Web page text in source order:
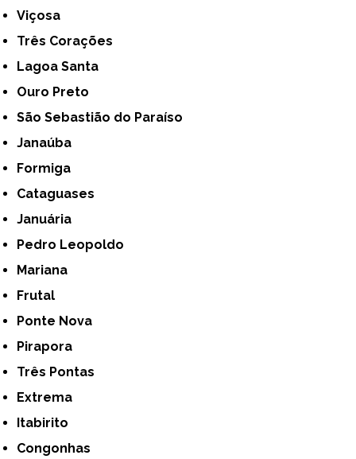
Viçosa
Três Corações
Lagoa Santa
Ouro Preto
São Sebastião do Paraíso
Janaúba
Formiga
Cataguases
Januária
Pedro Leopoldo
Mariana
Frutal
Ponte Nova
Pirapora
Três Pontas
Extrema
Itabirito
Congonhas